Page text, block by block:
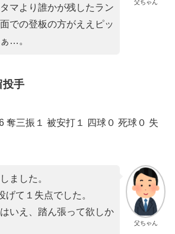
父ちゃん
マより誰かが残したラン
での登板の方がええピッ
…。
投手
奪三振１ 被安打１ 四球０ 死球０ 失
父ちゃん
ました。
げて１失点でした。
いえ、踏ん張って欲しか